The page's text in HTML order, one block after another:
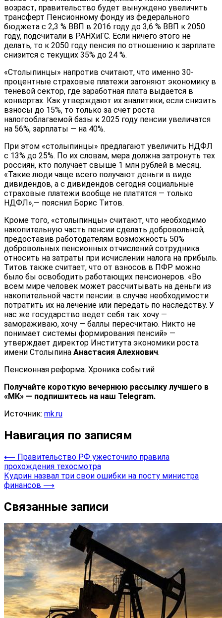
возраст, правительство будет вынуждено увеличить
трансферт Пенсионному фонду из федерального
бюджета с 2,3 % ВВП в 2016 году до 3,6 % ВВП к 2050
году, подсчитали в РАНХиГС. Если ничего этого не
делать, то к 2050 году пенсия по отношению к зарплате
снизится с текущих 35% до 24 %.
«Столыпинцы» напротив считают, что именно 30-
процентные страховые платежи загоняют экономику в
теневой сектор, где заработная плата выдается в
конвертах. Как утверждают их аналитики, если снизить
взносы до 15%, то только за счет роста
налогооблагаемой базы к 2025 году пенсии увеличатся
на 56%, зарплаты — на 40%.
При этом «столыпинцы» предлагают увеличить НДФЛ
с 13% до 25%. По их словам, мера должна затронуть тех
россиян, кто получает свыше 1 млн рублей в месяц.
«Такие люди чаще всего получают деньги в виде
дивидендов, а с дивидендов сегодня социальные
страховые платежи вообще не платятся — только
НДФЛ»,— пояснил Борис Титов.
Кроме того, «столыпинцы» считают, что необходимо
накопительную часть пенсии сделать добровольной,
предоставив работодателям возможность 50%
добровольных пенсионных отчислений сотрудника
относить на затраты при исчислении налога на прибыль.
Титов также считает, что от взносов в ПФР можно
было бы освободить работающих пенсионеров. «Во
всем мире человек может рассчитывать на деньги из
накопительной части пенсии: в случае необходимости
потратить их на лечение или передать по наследству. У
нас же государство ведет себя так: хочу —
замораживаю, хочу — баллы пересчитаю. Никто не
понимает системы формирования пенсий» —
утверждает директор Института экономики роста
имени Столыпина Анастасия Алехнович.
Пенсионная реформа. Хроника событий
Получайте короткую вечернюю рассылку лучшего в
«МК» — подпишитесь на наш Telegram.
Источник: mk.ru
Навигация по записям
⟵ Правительство РФ ужесточило правила
прохождения техосмотра
Кудрин назвал три свои ошибки на посту министра
финансов ⟶
Связанные записи